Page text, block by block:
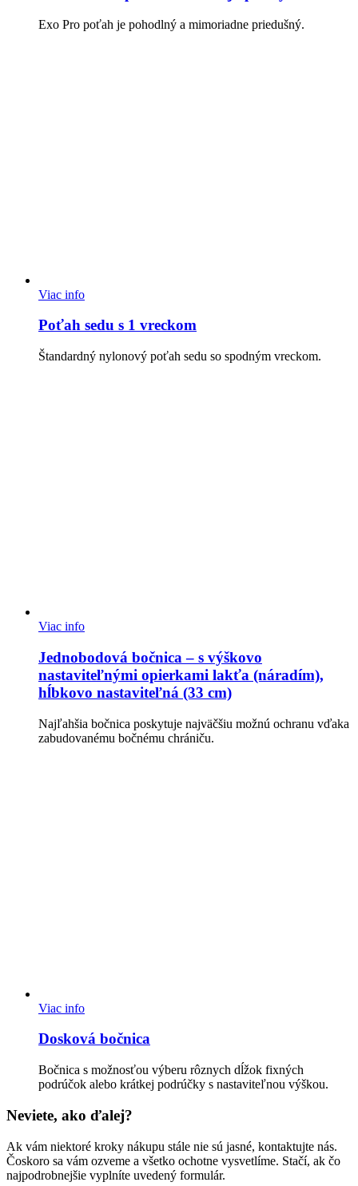
Exo Pro poťah je pohodlný a mimoriadne priedušný.
Viac info
Poťah sedu s 1 vreckom
Štandardný nylonový poťah sedu so spodným vreckom.
Viac info
Jednobodová bočnica – s výškovo
nastaviteľnými opierkami lakťa (náradím),
hĺbkovo nastaviteľná (33 cm)
Najľahšia bočnica poskytuje najväčšiu možnú ochranu vďaka
zabudovanému bočnému chrániču.
Viac info
Dosková bočnica
Bočnica s možnosťou výberu rôznych dĺžok fixných
podrúčok alebo krátkej podrúčky s nastaviteľnou výškou.
Neviete, ako ďalej?
Ak vám niektoré kroky nákupu stále nie sú jasné, kontaktujte nás.
Čoskoro sa vám ozveme a všetko ochotne vysvetlíme. Stačí, ak čo
najpodrobnejšie vyplníte uvedený formulár.